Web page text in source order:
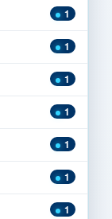
1
1
1
1
1
1
1